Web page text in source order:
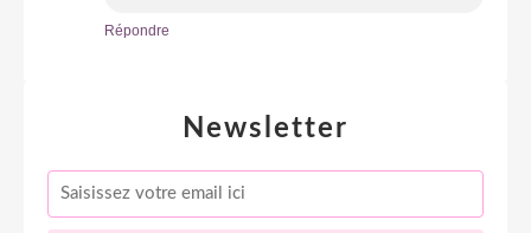
Répondre
Newsletter